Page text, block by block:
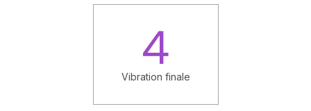
4
Vibration finale